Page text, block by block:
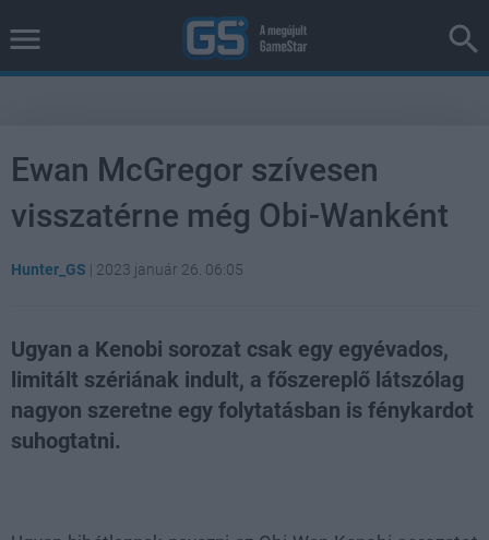
Ewan McGregor szívesen
visszatérne még Obi-Wanként
Hunter_GS | 2023 január 26. 06:05
Ugyan a Kenobi sorozat csak egy egyévados,
limitált szériának indult, a főszereplő látszólag
nagyon szeretne egy folytatásban is fénykardot
suhogtatni.